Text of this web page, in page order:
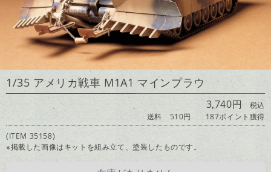
1/35 アメリカ戦車 M1A1 マインプラウ
3,740円 税込
送料 510円
187ポイント獲得
(ITEM 35158)
※掲載した画像はキットを組み立て、塗装したものです。